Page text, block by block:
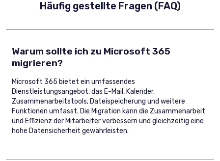
Häufig gestellte Fragen (FAQ)
Warum sollte ich zu Microsoft 365
migrieren?
Microsoft 365 bietet ein umfassendes
Dienstleistungsangebot, das E-Mail, Kalender,
Zusammenarbeitstools, Dateispeicherung und weitere
Funktionen umfasst. Die Migration kann die Zusammenarbeit
und Effizienz der Mitarbeiter verbessern und gleichzeitig eine
hohe Datensicherheit gewährleisten.